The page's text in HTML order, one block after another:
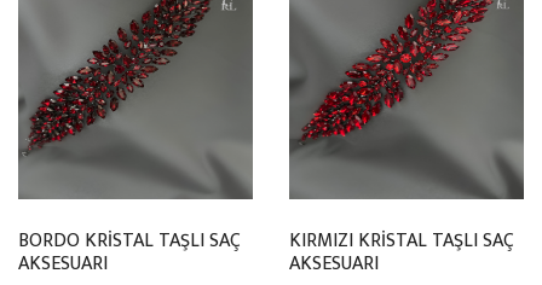
BORDO KRİSTAL TAŞLI SAÇ
AKSESUARI
KIRMIZI KRİSTAL TAŞLI SAÇ
AKSESUARI